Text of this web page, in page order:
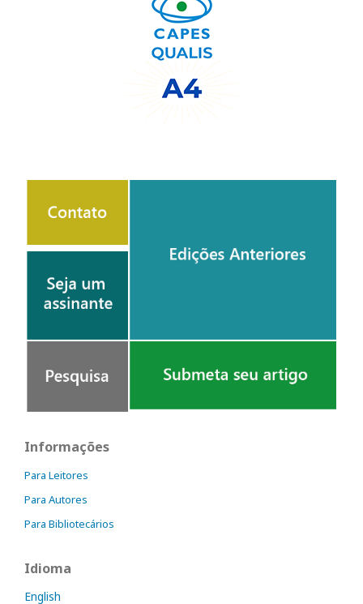
Informações
Para Leitores
Para Autores
Para Bibliotecários
Idioma
English